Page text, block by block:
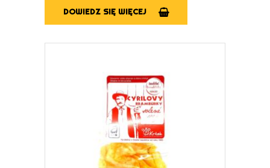
DOWIEDZ SIĘ WIĘCEJ
DOWIEDZ SIĘ WIĘCEJ